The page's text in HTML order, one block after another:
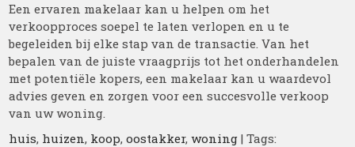
Een ervaren makelaar kan u helpen om het
verkoopproces soepel te laten verlopen en u te
begeleiden bij elke stap van de transactie. Van het
bepalen van de juiste vraagprijs tot het onderhandelen
met potentiële kopers, een makelaar kan u waardevol
advies geven en zorgen voor een succesvolle verkoop
van uw woning.
huis, huizen, koop,oostakker,woning | Tags: